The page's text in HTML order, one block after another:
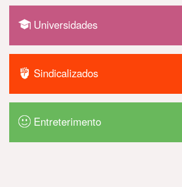
Universidades
Sindicalizados
Entreterimento